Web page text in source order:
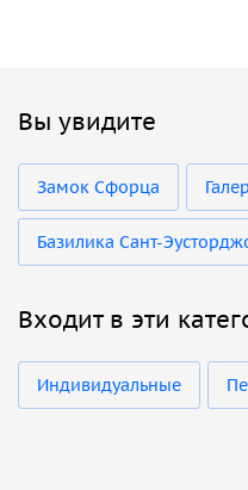
Вы увидите
Замок Сфорца
Базилика Сант-
Входит в эти
Индивидуальные